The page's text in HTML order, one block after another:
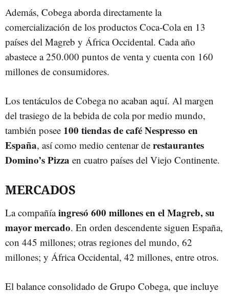
Además, Cobega aborda directamente la
comercialización de los productos Coca-Cola en 13
países del Magreb y África Occidental. Cada año
abastece a 250.000 puntos de venta y cuenta con 160
millones de consumidores.
Los tentáculos de Cobega no acaban aquí. Al margen
del trasiego de la bebida de cola por medio mundo,
también posee 100 tiendas de café Nespresso en
España, así como medio centenar de restaurantes
Domino’s Pizza en cuatro países del Viejo Continente.
MERCADOS
La compañíaingresó 600 millones en el Magreb, su
mayor mercado. En orden descendente siguen España,
con 445 millones; otras regiones del mundo, 62
millones; y África Occidental, 42 millones, entre otros.
El balance consolidado de Grupo Cobega, que incluye